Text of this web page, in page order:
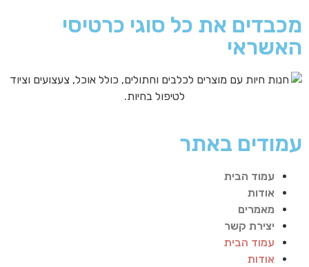
מכבדים את כל סוגי כרטיסי
האשראי
עמודים באתר
עמוד הבית
אודות
מאמרים
יצירת קשר
עמוד הבית
אודות